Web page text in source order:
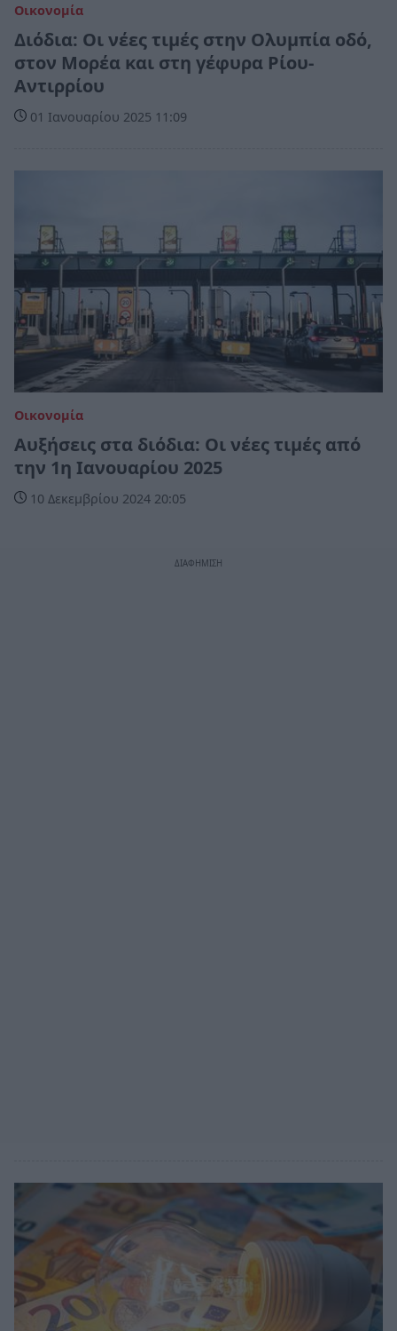
Οικονομία
Διόδια: Οι νέες τιμές στην Ολυμπία οδό,
στον Μορέα και στη γέφυρα Ρίου-
Αντιρρίου
01 Ιανουαρίου 2025 11:09
Οικονομία
Αυξήσεις στα διόδια: Οι νέες τιμές από
την 1η Ιανουαρίου 2025
10 Δεκεμβρίου 2024 20:05